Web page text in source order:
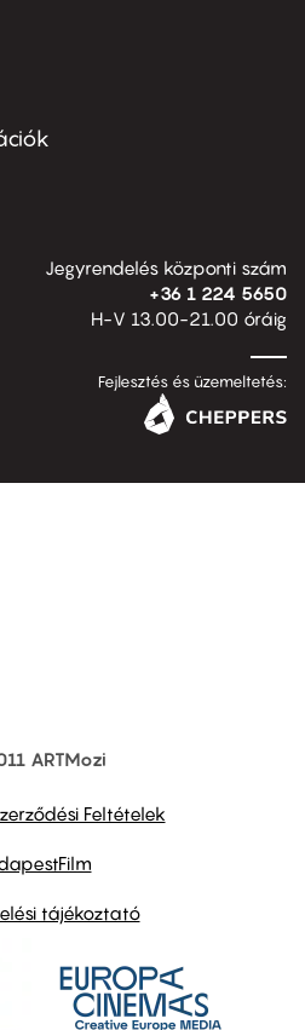
Jegyrendelés központi szám
+36 1 224 5650
H-V 13.00-21.00 óráig
Fejlesztés és üzemeltetés:
ARTMozi
Feltételek
tájékoztató